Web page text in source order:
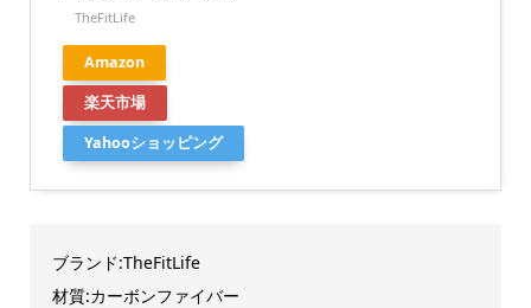
TheFitLife
Amazon
楽天市場
Yahooショッピング
ブランド:TheFitLife
材質:カーボンファイバー